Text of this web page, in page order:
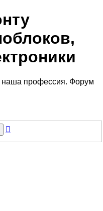
наша профессия. Форум